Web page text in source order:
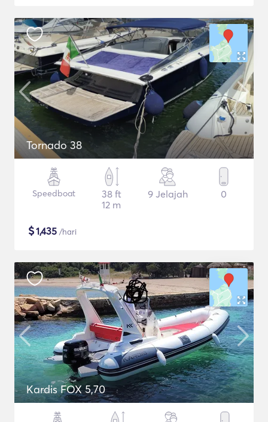
Tornado 38
Speedboat
38 ft
12 m
9 Jelajah 0
$1,435 /hari
Kardis FOX 5,70